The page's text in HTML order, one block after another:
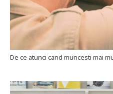
De ce atunci cand muncesti mai